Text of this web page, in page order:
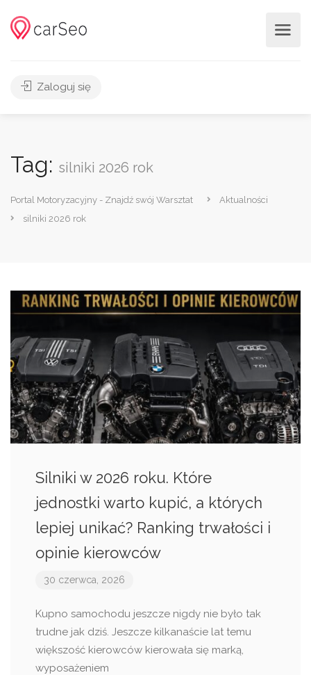
Zaloguj się
Tag: silniki 2026 rok
Portal Motoryzacyjny - Znajdź swój Warsztat
Aktualności
silniki 2026 rok
Silniki w 2026 roku. Które
jednostki warto kupić, a których
lepiej unikać? Ranking trwałości i
opinie kierowców
30 czerwca, 2026
Kupno samochodu jeszcze nigdy nie było tak
trudne jak dziś. Jeszcze kilkanaście lat temu
większość kierowców kierowała się marką,
wyposażeniem